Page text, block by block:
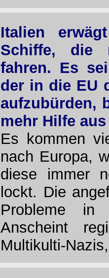
Italien
Schiffe, die
fahren. Es
der in die EU
aufzubürden,
mehr Hilfe
Es kommen
nach Europa,
diese immer
lockt. Die
Probleme in
Anscheint
Multikulti-